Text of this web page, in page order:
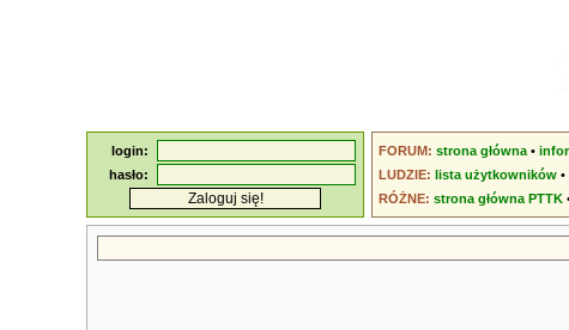
login:
hasło:
FORUM: strona główna •
LUDZIE: lista użytkowników •
RÓŻNE: strona główna PTTK